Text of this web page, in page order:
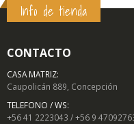
Info de tienda
CONTACTO
CASA MATRIZ:
Caupolicán 889, Concepción
TELEFONO / WS:
+56 41 2223043 / +56 9